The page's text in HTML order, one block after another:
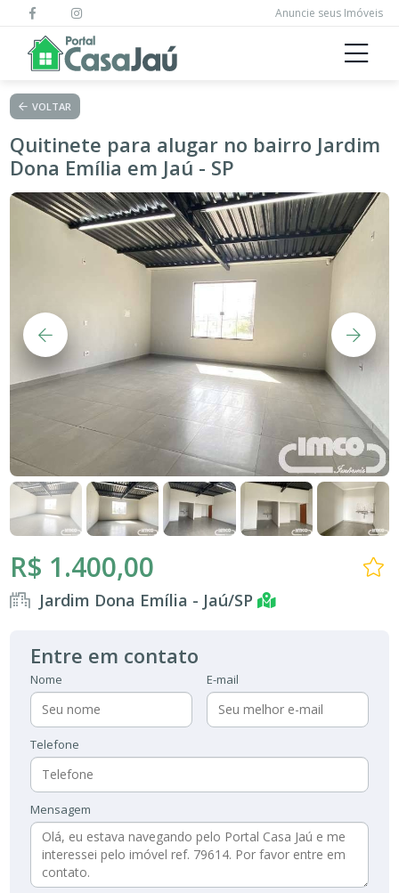
Anuncie seus Imóveis
VOLTAR
Quitinete para alugar no bairro Jardim
Dona Emília em Jaú - SP
R$ 1.400,00
Jardim Dona Emília - Jaú/SP
Entre em contato
Nome E-mail
Telefone
Mensagem